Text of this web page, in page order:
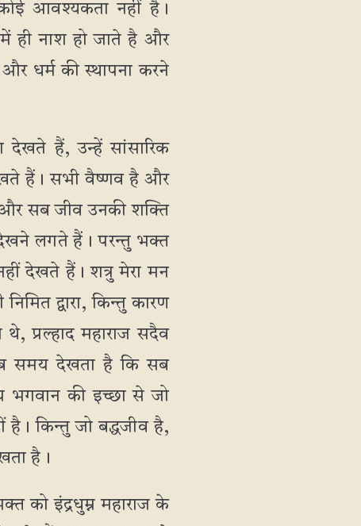
आवश्यकता नहीं है।
में ही नाश हो जाते है और
धर्म की स्थापना करने
हैं, उन्हें सांसारिक
हैं। सभी वैष्णव है और
और सब जीव उनकी शक्ति
लगते हैं। परन्तु भक्त
देखते हैं। शत्रु मेरा मन
द्वारा, किन्तु कारण
प्रल्हाद महाराज सदैव
समय देखता है कि सब
भगवान की इच्छा से जो
किन्तु जो बद्धजीव है,
है।
को इंद्रधुम्न महाराज के